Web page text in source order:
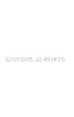
22/01/2015, 22:49